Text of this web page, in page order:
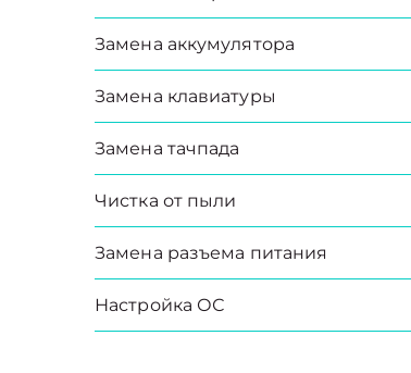
Замена аккумулятора
Замена клавиатуры
Замена тачпада
Чистка от пыли
Замена разъема питания
Настройка ОС